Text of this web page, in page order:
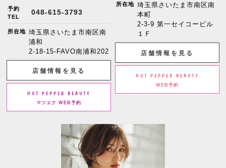
予約
TEL
048-615-3793
所在地 埼玉県さいたま市南区南
浦和
2-18-15-FAVO南浦和202
店舗情報を見る
HOT PEPPER BEAUTY
マツエク WEB予約
所在地 埼玉県さいたま市南区南
本町
2-3-9 第一セイコービル
１Ｆ
店舗情報を見る
HOT PEPPER BEAUTY
WEB予約